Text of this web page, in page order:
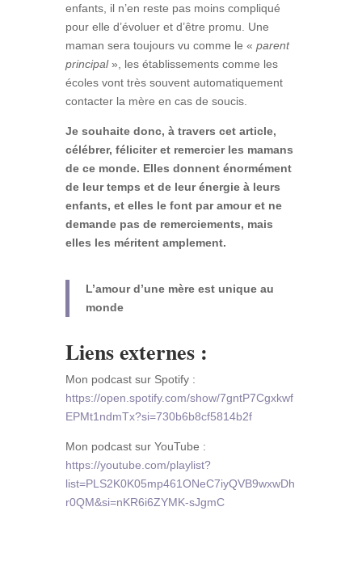
enfants, il n’en reste pas moins compliqué
pour elle d’évoluer et d’être promu. Une
maman sera toujours vu comme le « parent
principal», les établissements comme les
écoles vont très souvent automatiquement
contacter la mère en cas de soucis.
Je souhaite donc, à travers cet article,
célébrer, féliciter et remercier les mamans
de ce monde. Elles donnent énormément
de leur temps et de leur énergie à leurs
enfants, et elles le font par amour et ne
demande pas de remerciements, mais
elles les méritent amplement.
L’amour d’une mère est unique au
monde
Liens externes :
Mon podcast sur Spotify :
https://open.spotify.com/show/7gntP7Cgxkwf
EPMt1ndmTx?si=730b6b8cf5814b2f
Mon podcast sur YouTube :
https://youtube.com/playlist?
list=PLS2K0K05mp461ONeC7iyQVB9wxwDh
r0QM&si=nKR6i6ZYMK-sJgmC